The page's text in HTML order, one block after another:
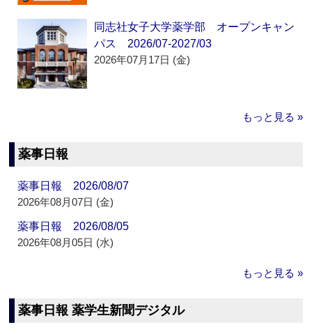
同志社女子大学薬学部 オープンキャン
パス 2026/07-2027/03
2026年07月17日 (金)
もっと見る »
薬事日報
薬事日報 2026/08/07
2026年08月07日 (金)
薬事日報 2026/08/05
2026年08月05日 (水)
もっと見る »
薬事日報 薬学生新聞デジタル